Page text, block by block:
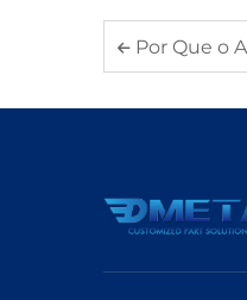
Por Que o